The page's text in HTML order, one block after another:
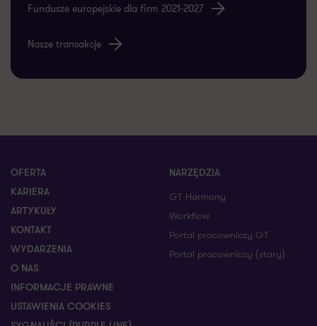
Fundusze europejskie dla firm 2021-2027
Nasze transakcje
OFERTA
KARIERA
ARTYKUŁY
KONTAKT
WYDARZENIA
O NAS
INFORMACJE PRAWNE
USTAWIENIA COOKIES
NARZĘDZIA
GT Harmony
Workflow
Portal pracowniczy GT
Portal pracowniczy (stary)